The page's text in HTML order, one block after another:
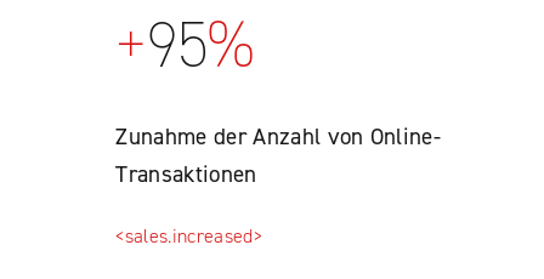
+95%
Zunahme der Anzahl von Online-
Transaktionen
<sales.increased>